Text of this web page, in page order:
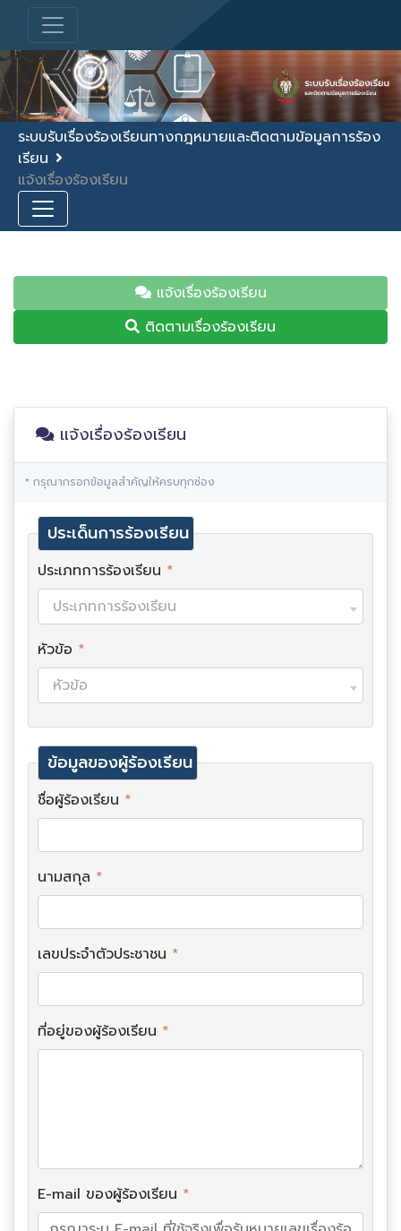
ระบบรับเรื่องร้องเรียนทางกฎหมายและติดตามข้อมูลการร้อง
เรียน
แจ้งเรื่องร้องเรียน
แจ้งเรื่องร้องเรียน
ติดตามเรื่องร้องเรียน
แจ้งเรื่องร้องเรียน
* กรุณากรอกข้อมูลสำคัญให้ครบทุกช่อง
ประเด็นการร้องเรียน
ประเภทการร้องเรียน *
ประเภทการร้องเรียน
หัวข้อ *
หัวข้อ
ข้อมูลของผู้ร้องเรียน
ชื่อผู้ร้องเรียน *
นามสกุล *
เลขประจำตัวประชาชน *
ที่อยู่ของผู้ร้องเรียน *
E-mail ของผู้ร้องเรียน *